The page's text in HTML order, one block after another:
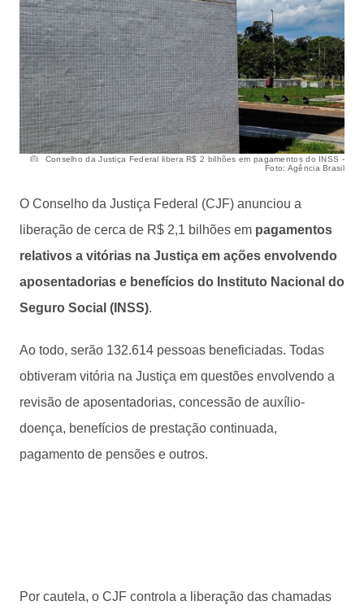
Conselho da Justiça Federal libera R$ 2 bilhões em pagamentos do INSS -
Foto: Agência Brasil
O Conselho da Justiça Federal (CJF) anunciou a
liberação de cerca de R$ 2,1 bilhões em pagamentos
relativos a vitórias na Justiça em ações envolvendo
aposentadorias e benefícios do Instituto Nacional do
Seguro Social (INSS).
Ao todo, serão 132.614 pessoas beneficiadas. Todas
obtiveram vitória na Justiça em questões envolvendo a
revisão de aposentadorias, concessão de auxílio-
doença, benefícios de prestação continuada,
pagamento de pensões e outros.
Por cautela, o CJF controla a liberação das chamadas